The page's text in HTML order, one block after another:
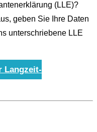
(LLE)?
geben Sie Ihre Daten
unterschriebene LLE
Langzeit-